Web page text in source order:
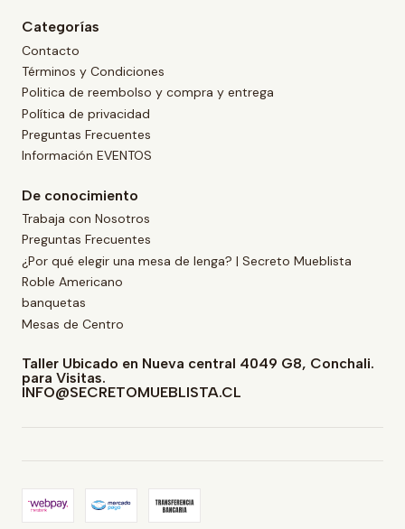
Categorías
Contacto
Términos y Condiciones
Politica de reembolso y compra y entrega
Política de privacidad
Preguntas Frecuentes
Información EVENTOS
De conocimiento
Trabaja con Nosotros
Preguntas Frecuentes
¿Por qué elegir una mesa de lenga? | Secreto Mueblista
Roble Americano
banquetas
Mesas de Centro
Taller Ubicado en Nueva central 4049 G8, Conchali.
para Visitas.
INFO@SECRETOMUEBLISTA.CL